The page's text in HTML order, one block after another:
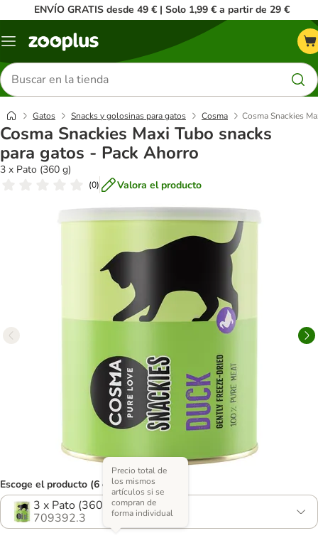
ENVÍO GRATIS desde 49 € | Solo 1,99 € a partir de 29 €
Menú
Buscar
productos
Gatos Snacks y golosinas para gatos Cosma Cosma Snackies
Cosma Snackies Maxi Tubo snacks
para gatos - Pack Ahorro
3 x Pato (360 g)
(0) Valora el producto
Escoge el producto (6 opciones)
3 x Pato (360 g)
709392.3
Precio total de
los mismos
artículos si se
compran de
forma individual